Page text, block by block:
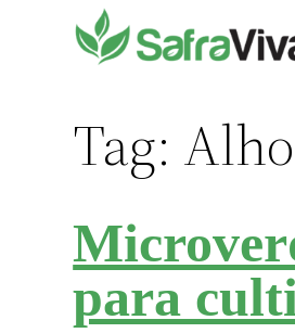
Tag: Alho
para